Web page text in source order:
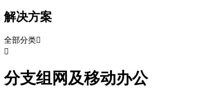
解决方案
全部分类

分支组网及移动办公